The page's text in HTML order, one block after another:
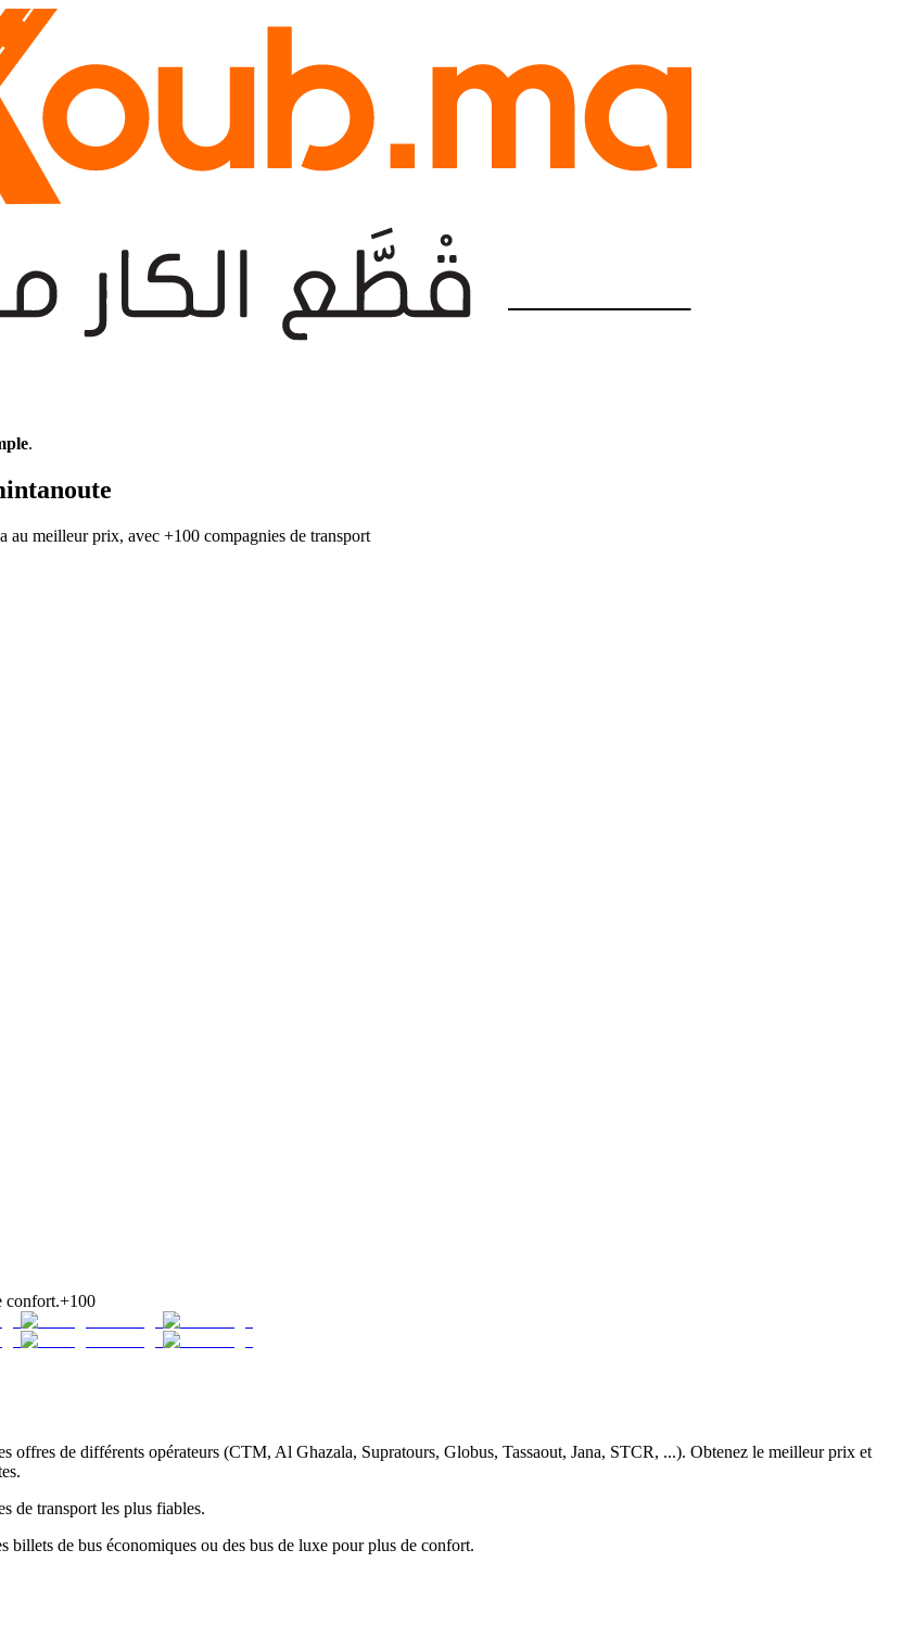
.
au meilleur prix, avec +100 compagnies de transport
confort.+100
offres de différents opérateurs (CTM, Al Ghazala, Supratours, Globus, Tassaout, Jana, STCR, ...). Obtenez le meilleur prix et
de transport les plus fiables.
de bus économiques ou des bus de luxe pour plus de confort.